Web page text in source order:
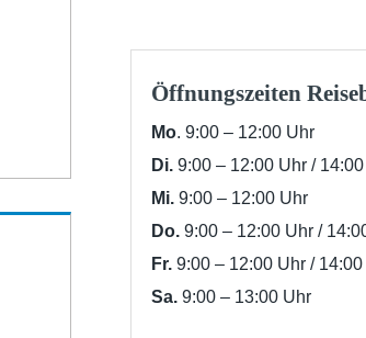
Öffnungszeiten
Mo. 9:00 – 12:00 Uhr
Di. 9:00 – 12:00 Uhr /
Mi. 9:00 – 12:00 Uhr
Do. 9:00 – 12:00 Uhr /
Fr. 9:00 – 12:00 Uhr /
Sa. 9:00 – 13:00 Uhr